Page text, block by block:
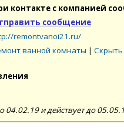
контакте с компанией
сообщение
remontvanoi21.ru/
ванной комнаты |
04.02.19 и действует до